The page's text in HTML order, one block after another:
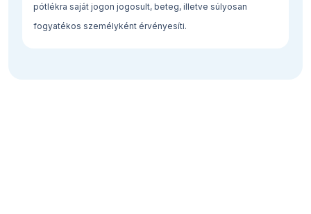
pótlékra saját jogon jogosult, beteg, illetve súlyosan
fogyatékos személyként érvényesíti.